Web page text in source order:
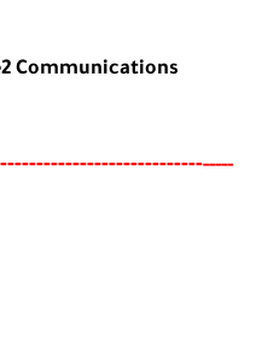
2 Communications
------